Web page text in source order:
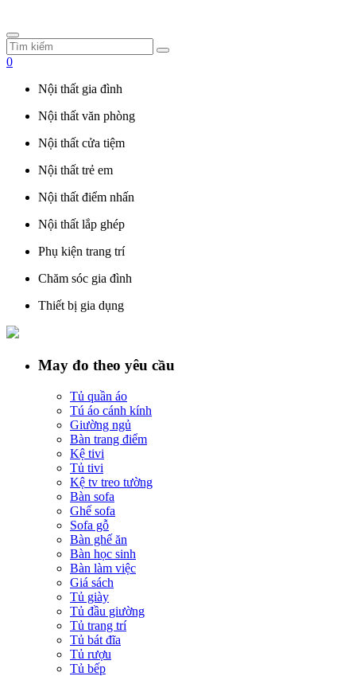
0
Nội thất gia đình
Nội thất văn phòng
Nội thất cửa tiệm
Nội thất trẻ em
Nội thất điểm nhấn
Nội thất lắp ghép
Phụ kiện trang trí
Chăm sóc gia đình
Thiết bị gia dụng
May đo theo yêu cầu
Tủ quần áo
Tú áo cánh kính
Giường ngủ
Bàn trang điểm
Kệ tivi
Tủ tivi
Kệ tv treo tường
Bàn sofa
Ghế sofa
Sofa gỗ
Bàn ghế ăn
Bàn học sinh
Bàn làm việc
Giá sách
Tủ giày
Tủ đầu giường
Tủ trang trí
Tủ bát đĩa
Tủ rượu
Tủ bếp